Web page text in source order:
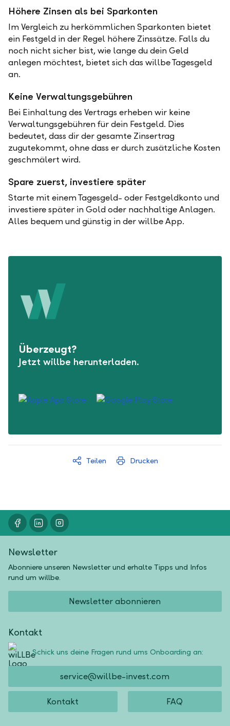
Höhere Zinsen als bei Sparkonten
Im Vergleich zu herkömmlichen Sparkonten bietet
ein Festgeld in der Regel höhere Zinssätze. Falls du
noch nicht sicher bist, wie lange du dein Geld
anlegen möchtest, bietet sich das willbe Tagesgeld
an.
Keine Verwaltungsgebühren
Bei Einhaltung des Vertrags erheben wir keine
Verwaltungsgebühren für dein Festgeld. Dies
bedeutet, dass dir der gesamte Zinsertrag
zugutekommt, ohne dass er durch zusätzliche Kosten
geschmälert wird.
Spare zuerst, investiere später
Starte mit einem Tagesgeld- oder Festgeldkonto und
investiere später in Gold oder nachhaltige Anlagen.
Alles bequem und günstig in der willbe App.
Überzeugt?
Jetzt willbe herunterladen.
Teilen Drucken
Newsletter
Abonniere unseren Newsletter und erhalte Tipps und Infos
rund um willbe.
Newsletter abonnieren
Kontakt
Schick uns deine Fragen rund ums Onboarding an:
service@willbe-invest.com
Kontakt FAQ